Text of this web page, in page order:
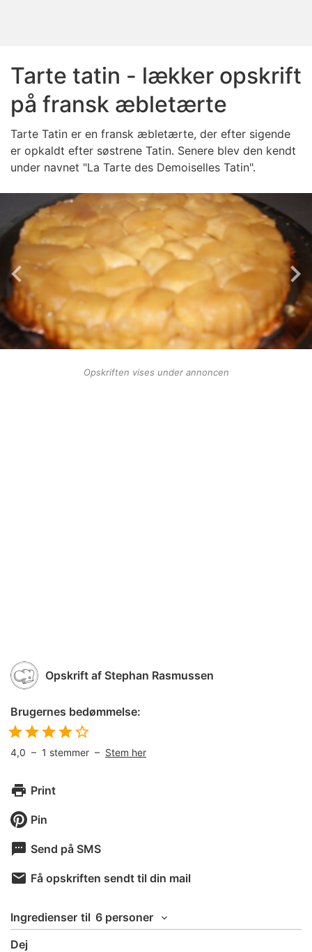
Tarte tatin - lækker opskrift
på fransk æbletærte
Tarte Tatin er en fransk æbletærte, der efter sigende
er opkaldt efter søstrene Tatin. Senere blev den kendt
under navnet "La Tarte des Demoiselles Tatin".
Opskriften vises under annoncen
Opskrift af Stephan Rasmussen
Brugernes bedømmelse:
4,0 – 1 stemmer – Stem her
Print
Pin
Send på SMS
Få opskriften sendt til din mail
Ingredienser til 6 personer
Dej